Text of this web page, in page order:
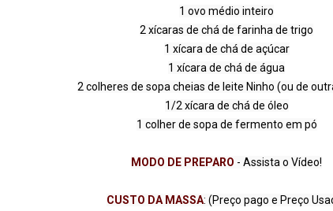
1 ovo médio inteiro
2 xícaras de chá de farinha de trigo
1 xícara de chá de açúcar
1 xícara de chá de água
2 colheres de sopa cheias de leite Ninho (ou de
1/2 xícara de chá de óleo
1 colher de sopa de fermento em pó
MODO DE PREPARO
CUSTO DA MASSA: (Preço pago e Preço